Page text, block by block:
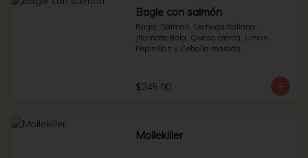
Bagle con salmón
Bagel, Salmon, Lechuga Italiana,
Jitomate Bola, Queso crema, Limon,
Pepinillos y Cebolla morada.
$245.00
Mollekiller